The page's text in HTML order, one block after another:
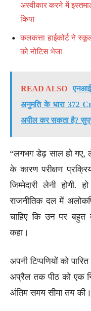
अस्वीकार करने में
किया
कलकत्ता हाईकोर्ट ने
को नोटिस भेजा
READ ALSO
एनआई
अनुमति के धारा 372
अपील कर सकता है?
“लगभग डेढ़ साल हो गए,
के कारण परीक्षण
जिम्मेदारी लेनी
राजनीतिक दल में
चाहिए कि उन पर बहुत
कहा।
अपनी टिप्पणियों को
अप्रैल तक पीठ को एक
अंतिम समय सीमा तय की।